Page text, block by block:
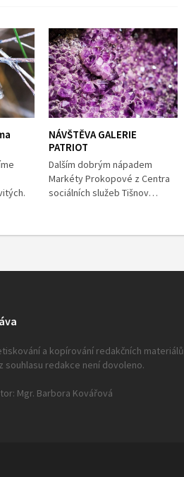
NÁVŠTĚVA GALERIE
PATRIOT
Dalším dobrým nápadem
Markéty Prokopové z Centra
sociálních služeb Tišnov…
a kopírování redakčních materiálů
souhlasu redakce není dovoleno.
Mgr. Barbora Kovářová